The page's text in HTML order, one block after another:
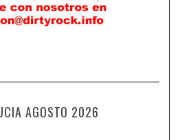
AGOSTO 2026